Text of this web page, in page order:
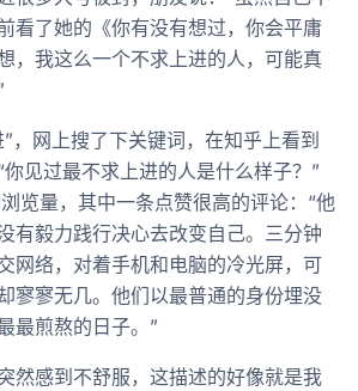
看了她的《你有没有想过，你会平庸
，我这么一个不求上进的人，可能真
，网上搜了下关键词，在知乎上看到
见过最不求上进的人是什么样子？”
览量，其中一条点赞很高的评论：“他
有毅力践行决心去改变自己。三分钟
网络，对着手机和电脑的冷光屏，可
寥寥无几。他们以最普通的身份埋没
最煎熬的日子。”
然感到不舒服，这描述的好像就是我